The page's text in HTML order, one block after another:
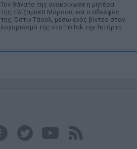
Τον θάνατο της ανακοίνωσε η μητέρα
της, Ελίζαμπεθ Μόροου, και ο αδελφός
της, Όστιν Τάουλ, μέσω ενός βίντεο στον
λογαριασμό της στο TikTok την Τετάρτη